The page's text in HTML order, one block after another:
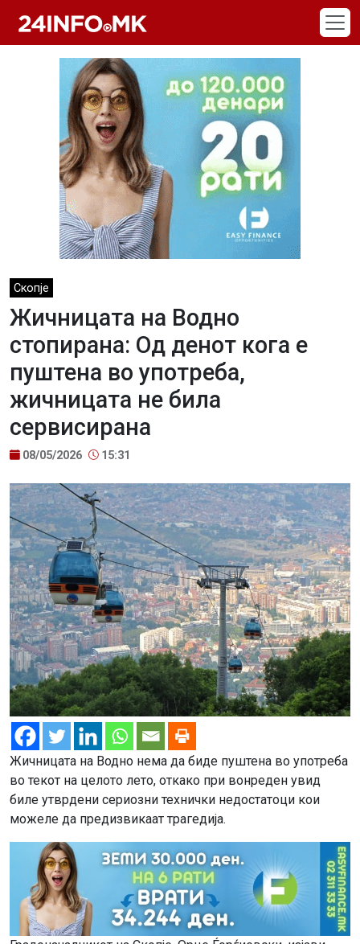
Скопје
Жичницата на Водно
стопирана: Од денот кога е
пуштена во употреба,
жичницата не била
сервисирана
08/05/2026 15:31
Жичницата на Водно нема да биде пуштена во употреба
во текот на целото лето, откако при вонреден увид
биле утврдени сериозни технички недостатоци кои
можеле да предизвикаат трагедија.